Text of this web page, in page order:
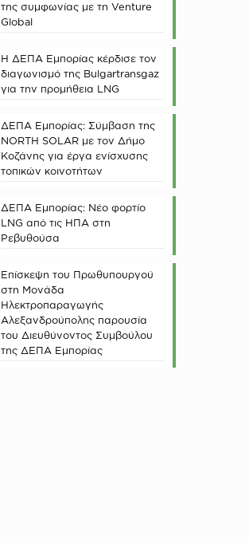
της συμφωνίας με τη Venture
Global
Η ΔΕΠΑ Εμπορίας κέρδισε τον
διαγωνισμό της Bulgartransgaz
για την προμήθεια LNG
ΔΕΠΑ Εμπορίας: Σύμβαση της
NORTH SOLAR με τον Δήμο
Κοζάνης για έργα ενίσχυσης
τοπικών κοινοτήτων
ΔΕΠΑ Εμπορίας: Νέο φορτίο
LNG από τις ΗΠΑ στη
Ρεβυθούσα
Επίσκεψη του Πρωθυπουργού
στη Μονάδα
Ηλεκτροπαραγωγής
Αλεξανδρούπολης παρουσία
του Διευθύνοντος Συμβούλου
της ΔΕΠΑ Εμπορίας